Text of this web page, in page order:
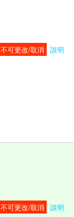
不可更改/取消 說明
不可更改/取消 說明